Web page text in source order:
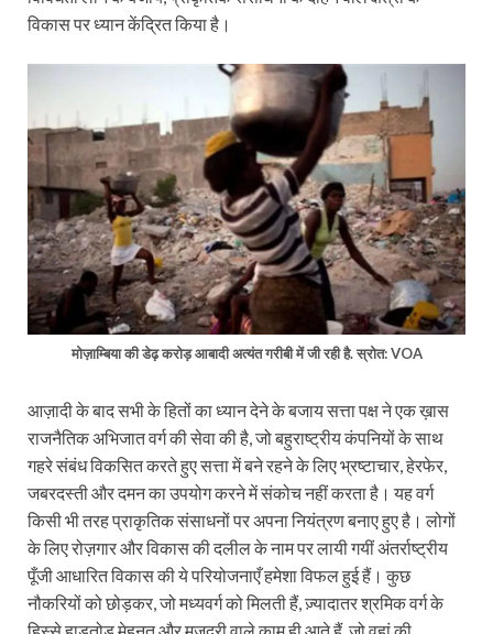
विकास पर ध्यान केंद्रित किया है।
मोज़ाम्बिया की डेढ़ करोड़ आबादी अत्यंत गरीबी में जी रही है. स्रोत: VOA
आज़ादी के बाद सभी के हितों का ध्यान देने के बजाय सत्ता पक्ष ने एक ख़ास
राजनैतिक अभिजात वर्ग की सेवा की है, जो बहुराष्ट्रीय कंपनियों के साथ
गहरे संबंध विकसित करते हुए सत्ता में बने रहने के लिए भ्रष्टाचार, हेरफेर,
जबरदस्ती और दमन का उपयोग करने में संकोच नहीं करता है। यह वर्ग
किसी भी तरह प्राकृतिक संसाधनों पर अपना नियंत्रण बनाए हुए है। लोगों
के लिए रोज़गार और विकास की दलील के नाम पर लायी गयीं अंतर्राष्ट्रीय
पूँजी आधारित विकास की ये परियोजनाएँ हमेशा विफल हुई हैं। कुछ
नौकरियों को छोड़कर, जो मध्यवर्ग को मिलती हैं, ज़्यादातर श्रमिक वर्ग के
हिस्से हाड़तोड़ मेहनत और मज़दूरी वाले काम ही आते हैं, जो वहां की